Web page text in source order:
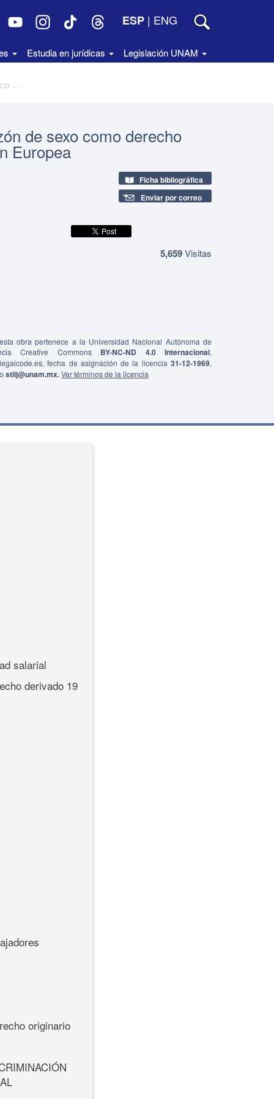
ESP | ENG
Estudia en jurídicas Legislación UNAM
Igualdad y no discriminación por razón de sexo como derecho fundamental en el marco de la Unión Europea
de sexo como derecho
Europea
Ficha bibliográfica
Enviar por correo
5,659Visitas
obra pertenece a la Universidad Nacional Autónoma de
Creative Commons BY-NC-ND 4.0 Internacional,
fecha de asignación de la licencia 31-12-1969,
stiij@unam.mx.Ver términos de la licencia
salarial
derivado 19
originario